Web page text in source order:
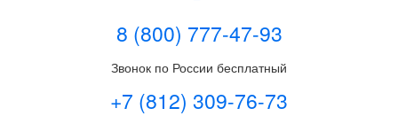
8 (800) 777-47-93
Звонок по России бесплатный
+7 (812) 309-76-73